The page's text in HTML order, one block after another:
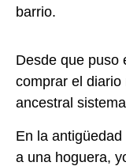
barrio.
Desde que puso
comprar el
ancestral
En la
a una hoguera,